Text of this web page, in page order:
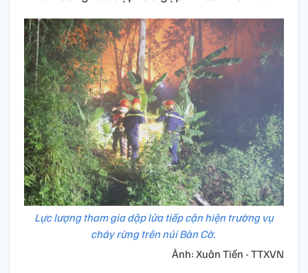
Lực lượng tham gia dập lửa tiếp cận hiện trường vụ
cháy rừng trên núi Bàn Cờ.
Ảnh: Xuân Tiến - TTXVN